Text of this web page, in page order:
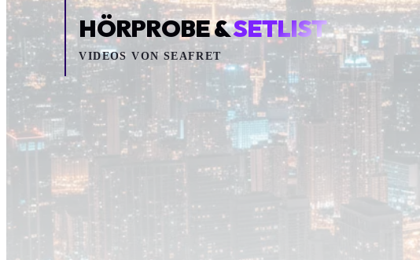
HÖRPROBE &SETLIST
VIDEOS VON SEAFRET
Inhalt blockiert